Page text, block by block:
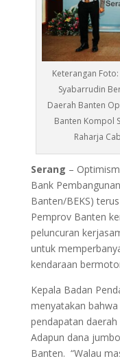
Keterangan
Syabarrudin
Daerah Banten
Banten Kompol
Raharja
Serang –
Bank
Banten/BEKS)
Pemprov Banten
peluncuran
untuk
kendaraan
Kepala Badan
menyatakan
pendapatan
Adapun dana
Banten. “Walau